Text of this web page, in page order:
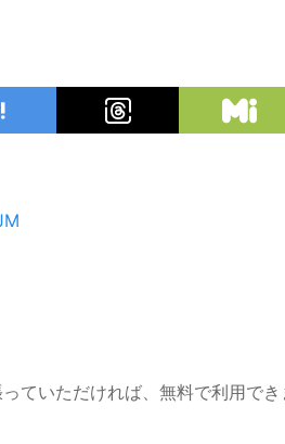
ていただければ、無料で利用でき